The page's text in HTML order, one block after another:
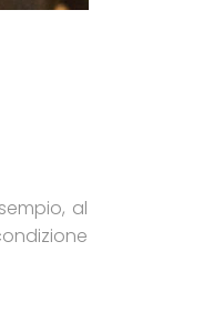
al